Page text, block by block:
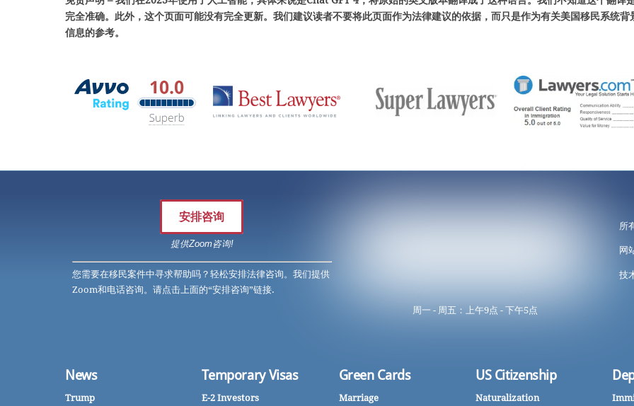
完全准确。此外，这个页面可能没有完全更新。我们建议读者不要将此页面作为法律建议的依据，而只是作为有关美国移民系统背
信息的参考。
安排咨询
提供Zoom咨询!
您需要在移民案件中寻求帮助吗？轻松安排法律咨询。我们提供
Zoom和电话咨询。请点击上面的“安排咨询”链接.
周一 - 周五：上午9点 - 下午5点
所
网
技
News
Trump
Temporary Visas
E-2 Investors
Green Cards
Marriage
US Citizenship
Naturalization